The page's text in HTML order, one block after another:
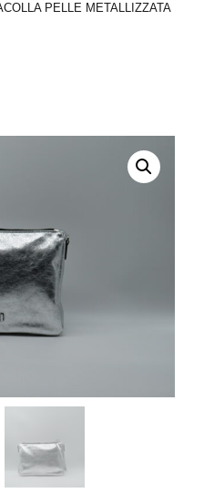
PELLE METALLIZZATA